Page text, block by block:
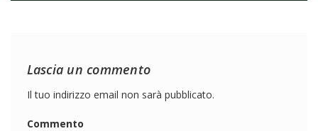
Lascia un commento
Il tuo indirizzo email non sarà pubblicato.
Commento